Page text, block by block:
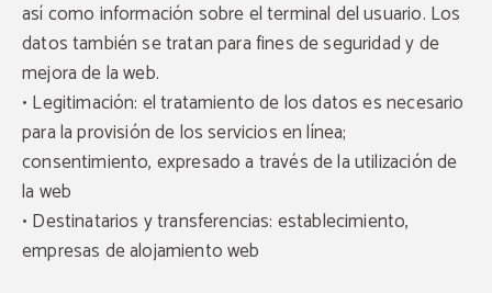
así como información sobre el terminal del usuario. Los
datos también se tratan para fines de seguridad y de
mejora de la web.
• Legitimación: el tratamiento de los datos es necesario
para la provisión de los servicios en línea;
consentimiento, expresado a través de la utilización de
la web
• Destinatarios y transferencias: establecimiento,
empresas de alojamiento web